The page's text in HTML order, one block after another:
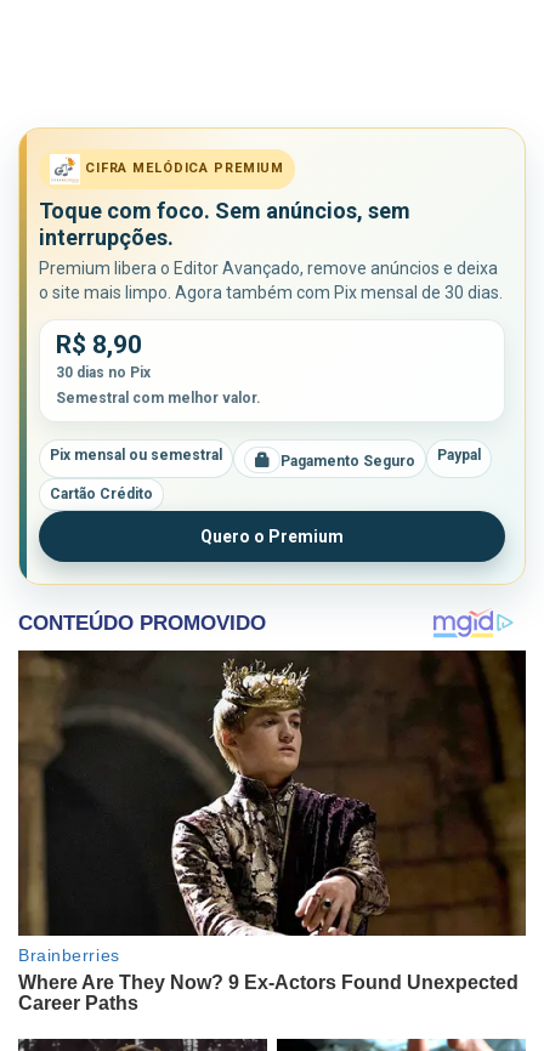
CIFRA MELÓDICA PREMIUM
Toque com foco. Sem anúncios, sem
interrupções.
Premium libera o Editor Avançado, remove anúncios e deixa
o site mais limpo. Agora também com Pix mensal de 30 dias.
R$ 8,90
30 dias no Pix
Semestral com melhor valor.
Pix mensal ou semestral Pagamento Seguro Paypal
Cartão Crédito
Quero o Premium